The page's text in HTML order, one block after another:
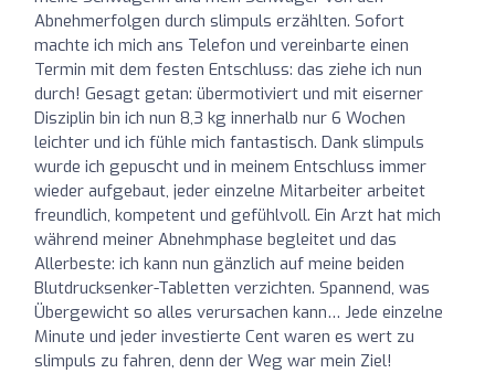
Abnehmerfolgen durch slimpuls erzählten. Sofort
machte ich mich ans Telefon und vereinbarte einen
Termin mit dem festen Entschluss: das ziehe ich nun
durch! Gesagt getan: übermotiviert und mit eiserner
Disziplin bin ich nun 8,3 kg innerhalb nur 6 Wochen
leichter und ich fühle mich fantastisch. Dank slimpuls
wurde ich gepuscht und in meinem Entschluss immer
wieder aufgebaut, jeder einzelne Mitarbeiter arbeitet
freundlich, kompetent und gefühlvoll. Ein Arzt hat mich
während meiner Abnehmphase begleitet und das
Allerbeste: ich kann nun gänzlich auf meine beiden
Blutdrucksenker-Tabletten verzichten. Spannend, was
Übergewicht so alles verursachen kann… Jede einzelne
Minute und jeder investierte Cent waren es wert zu
slimpuls zu fahren, denn der Weg war mein Ziel!